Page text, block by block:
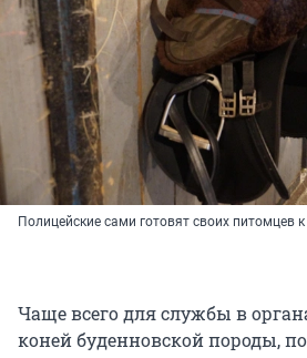
Полицейские сами готовят своих питомцев
Чаще всего для службы в
коней буденновской породы,